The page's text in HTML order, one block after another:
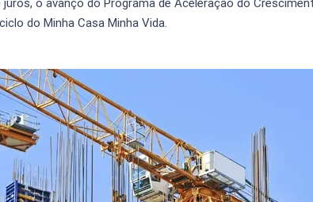
o avanço do Programa de Aceleração do
do Minha Casa Minha Vida.